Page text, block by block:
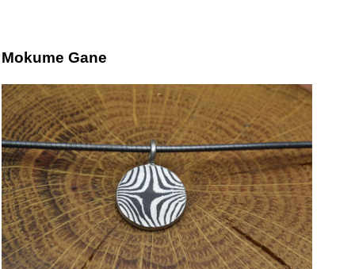
Mokume Gane